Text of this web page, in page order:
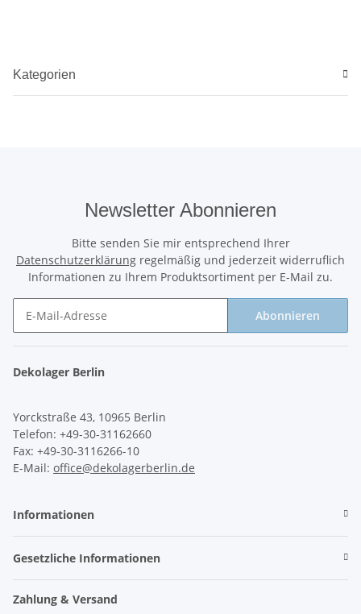
Kategorien
Newsletter Abonnieren
Bitte senden Sie mir entsprechend Ihrer
Datenschutzerklärung regelmäßig und jederzeit widerruflich
Informationen zu Ihrem Produktsortiment per E-Mail zu.
Abonnieren
Dekolager Berlin
Yorckstraße 43, 10965 Berlin
Telefon: +49-30-31162660
Fax: +49-30-3116266-10
E-Mail: office@dekolagerberlin.de
Informationen
Gesetzliche Informationen
Zahlung & Versand